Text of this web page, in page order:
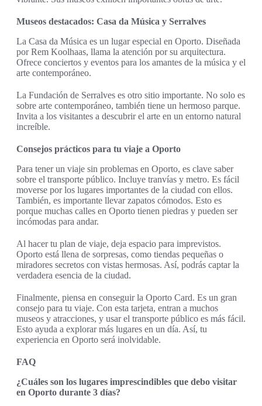
Museos destacados: Casa da Música y Serralves
La Casa da Música es un lugar especial en Oporto. Diseñada
por Rem Koolhaas, llama la atención por su arquitectura.
Ofrece conciertos y eventos para los amantes de la música y el
arte contemporáneo.
La Fundación de Serralves es otro sitio importante. No solo es
sobre arte contemporáneo, también tiene un hermoso parque.
Invita a los visitantes a descubrir el arte en un entorno natural
increíble.
Consejos prácticos para tu viaje a Oporto
Para tener un viaje sin problemas en Oporto, es clave saber
sobre el transporte público. Incluye tranvías y metro. Es fácil
moverse por los lugares importantes de la ciudad con ellos.
También, es importante llevar zapatos cómodos. Esto es
porque muchas calles en Oporto tienen piedras y pueden ser
incómodas para andar.
Al hacer tu plan de viaje, deja espacio para imprevistos.
Oporto está llena de sorpresas, como tiendas pequeñas o
miradores secretos con vistas hermosas. Así, podrás captar la
verdadera esencia de la ciudad.
Finalmente, piensa en conseguir la Oporto Card. Es un gran
consejo para tu viaje. Con esta tarjeta, entran a muchos
museos y atracciones, y usar el transporte público es más fácil.
Esto ayuda a explorar más lugares en un día. Así, tu
experiencia en Oporto será inolvidable.
FAQ
¿Cuáles son los lugares imprescindibles que debo visitar
en Oporto durante 3 días?